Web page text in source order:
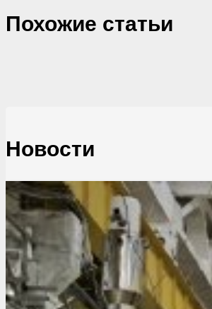
Похожие cтатьи
Новости